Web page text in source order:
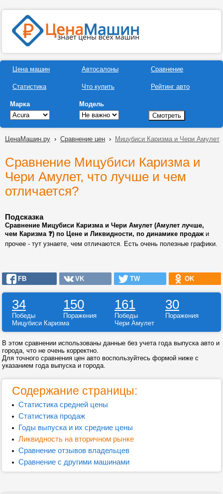
Цена машин
Статистика
Автосалоны
Что купить
Сравнение
Рейтинг авто
Марка Модель
ЦенаМашин.ру › Сравнение цен › Мицубиси Каризма и Чери Амулет
Сравнение Мицубиси Каризма и
Чери Амулет, что лучше и чем
отличается?
Подсказка
Сравнение Мицубиси Каризма и Чери Амулет (Амулет лучше,
чем Каризма ❓) по Цене и Ликвидности, по динамике продажи
прочее - тут узнаете, чем отличаются. Есть очень полезные графики.
FB VK TW OK
34 150 161 30
Победы Поражения Победы
Поражения
Мицубиси Каризма
Чери Амулет
В этом сравнении использованы данные без учета года выпуска авто и
города, что не очень корректно.
Для точного сравнения цен авто воспользуйтесь формой ниже с
указанием года выпуска и города.
Содержание страницы:
Статистика средней цены
Статистика продаж
Годы выпуска и их средние цены
Ликвидность на вторичном рынке
Сравнение отзывов владельцев
Сравнение с другими машинами